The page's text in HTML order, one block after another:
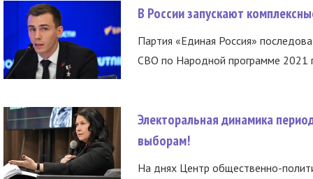
В России запускают
Партия «Единая Россия»
СВО по Народной программе 2021
Электоральная динамика
выборам!
На днях Центр общественно-